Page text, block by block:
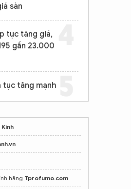
sàn
tục tăng giá,
gần 23.000
tục tăng mạnh
hãng Tprofumo.com